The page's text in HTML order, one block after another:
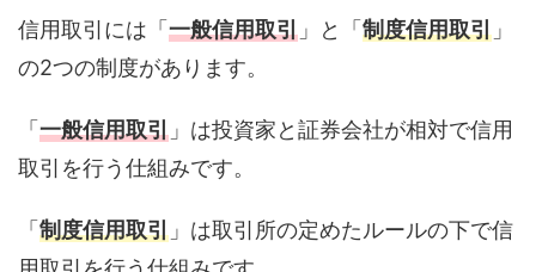
信用取引には「 一般信用取引 」と「 制度信用取引 」
の2つの制度があります。
「 一般信用取引 」は投資家と証券会社が相対で信用
取引を行う仕組みです。
「 制度信用取引 」は取引所の定めたルールの下で信